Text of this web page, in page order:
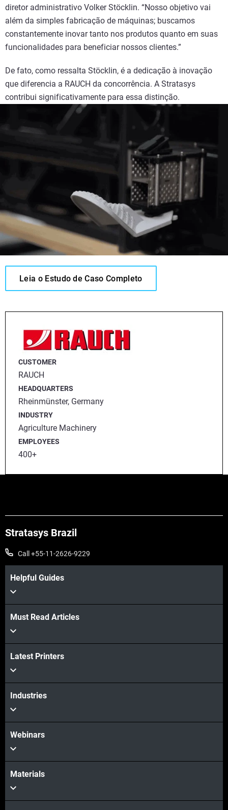
CUSTOMER
RAUCH
HEADQUARTERS
Rheinmünster, Germany
INDUSTRY
Agriculture Machinery
EMPLOYEES
400+
diretor administrativo Volker Stöcklin. “Nosso objetivo vai
além da simples fabricação de máquinas; buscamos
constantemente inovar tanto nos produtos quanto em suas
funcionalidades para beneficiar nossos clientes.”
De fato, como ressalta Stöcklin, é a dedicação à inovação
que diferencia a RAUCH da concorrência. A Stratasys
contribui significativamente para essa distinção.
Leia o Estudo de Caso Completo
Stratasys Brazil
Call +55-11-2626-9229
Helpful Guides
Must Read Articles
Latest Printers
Industries
Webinars
Materials